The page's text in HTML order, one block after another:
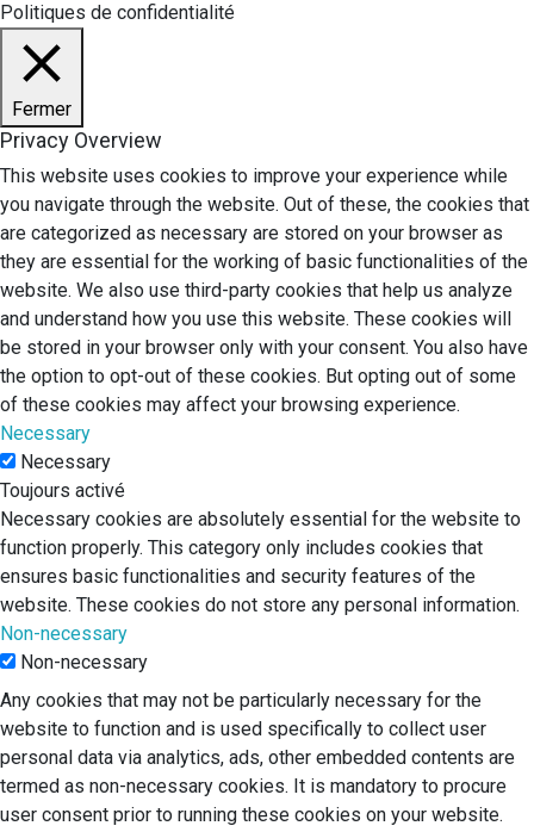
Politiques de confidentialité
Fermer
Privacy Overview
This website uses cookies to improve your experience while
you navigate through the website. Out of these, the cookies that
are categorized as necessary are stored on your browser as
they are essential for the working of basic functionalities of the
website. We also use third-party cookies that help us analyze
and understand how you use this website. These cookies will
be stored in your browser only with your consent. You also have
the option to opt-out of these cookies. But opting out of some
of these cookies may affect your browsing experience.
Necessary
Necessary
Toujours activé
Necessary cookies are absolutely essential for the website to
function properly. This category only includes cookies that
ensures basic functionalities and security features of the
website. These cookies do not store any personal information.
Non-necessary
Non-necessary
Any cookies that may not be particularly necessary for the
website to function and is used specifically to collect user
personal data via analytics, ads, other embedded contents are
termed as non-necessary cookies. It is mandatory to procure
user consent prior to running these cookies on your website.